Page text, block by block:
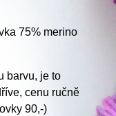
75% merino
barvu, je to
cenu ručně
90,-)